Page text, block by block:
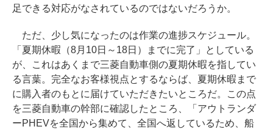
足できる対応がなされているのではないだろうか。
ただ、少し気になったのは作業の進捗スケジュール。
「夏期休暇（8月10日～18日）までに完了」としている
が、これはあくまで三菱自動車側の夏期休暇を指してい
る言葉。完全なお客様視点とするならば、夏期休暇まで
に購入者のもとに届けていただきたいところだ。この点
を三菱自動車の幹部に確認したところ、「アウトランダ
ーPHEVを全国から集めて、全国へ返しているため、船